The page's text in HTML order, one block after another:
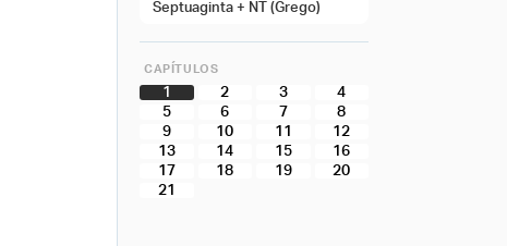
Septuaginta + NT (Grego)
CAPÍTULOS
1 2 3
4
5
6 7
8
9
10 11
12
13
14 15
16
17
18 19
20
21